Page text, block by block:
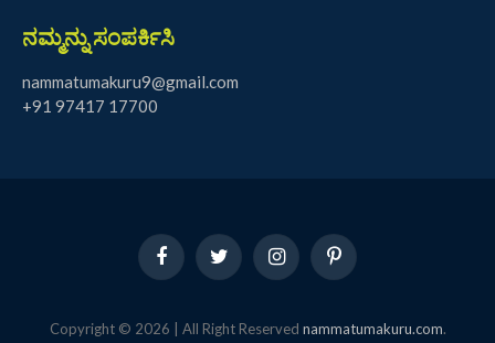
ನಮ್ಮನ್ನು ಸಂಪರ್ಕಿಸಿ
nammatumakuru9@gmail.com
+91 97417 17700
FacebookTwitter InstagramPinterest
Copyright © 2026 | All Right Reserved nammatumakuru.com.